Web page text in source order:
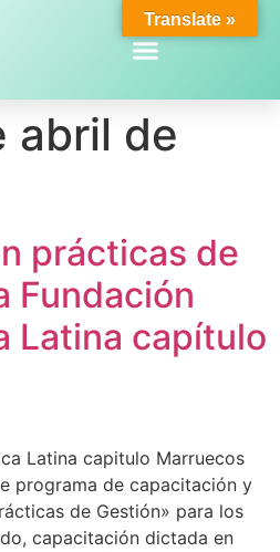
abril de
prácticas de
Fundación
Latina capítulo
Latina capitulo Marruecos
programa de capacitación y
de Gestión» para los
capacitación dictada en
Translate »